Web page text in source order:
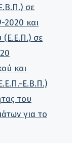
σε
2020 και
(Ε.Ε.Π.) σε
και
Ε.Β.Π.)
του
για το